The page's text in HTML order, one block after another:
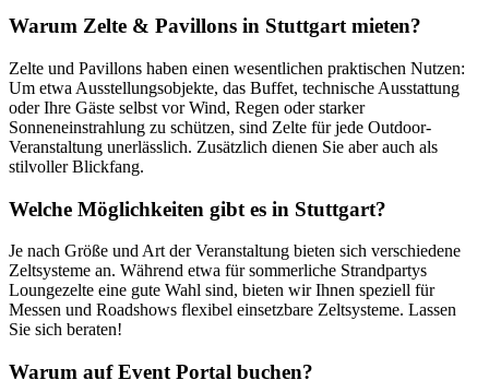
Warum Zelte & Pavillons in Stuttgart mieten?
Zelte und Pavillons haben einen wesentlichen praktischen Nutzen:
Um etwa Ausstellungsobjekte, das Buffet, technische Ausstattung
oder Ihre Gäste selbst vor Wind, Regen oder starker
Sonneneinstrahlung zu schützen, sind Zelte für jede Outdoor-
Veranstaltung unerlässlich. Zusätzlich dienen Sie aber auch als
stilvoller Blickfang.
Welche Möglichkeiten gibt es in Stuttgart?
Je nach Größe und Art der Veranstaltung bieten sich verschiedene
Zeltsysteme an. Während etwa für sommerliche Strandpartys
Loungezelte eine gute Wahl sind, bieten wir Ihnen speziell für
Messen und Roadshows flexibel einsetzbare Zeltsysteme. Lassen
Sie sich beraten!
Warum auf Event Portal buchen?